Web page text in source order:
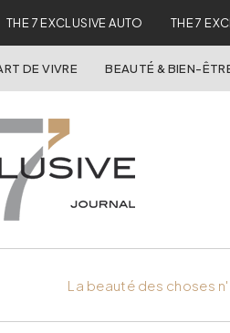
THE 7 EXCLUSIVE AUTO THE 7
DE VIVRE BEAUTÉ & BIEN-
La beauté des choses